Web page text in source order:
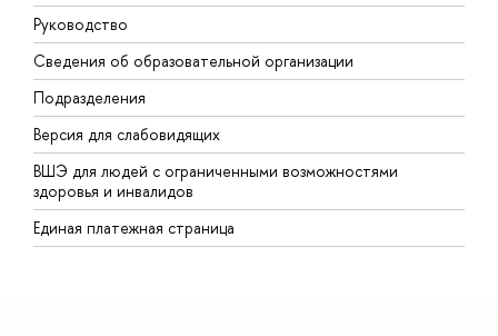
Руководство
Сведения об образовательной организации
Подразделения
Версия для слабовидящих
ВШЭ для людей с ограниченными возможностями
здоровья и инвалидов
Единая платежная страница